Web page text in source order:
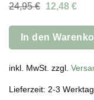
24,95€
war:
24,95 €
12,48 €
ist:
In den
inkl. MwSt. zzgl.
Lieferzeit: 2-3